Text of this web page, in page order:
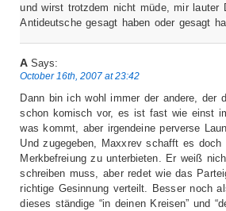
und wirst trotzdem nicht müde, mir lauter
Antideutsche gesagt haben oder gesagt
A Says:
October 16th, 2007 at 23:42
Dann bin ich wohl immer der andere, der
schon komisch vor, es ist fast wie einst
was kommt, aber irgendeine perverse
Und zugegeben, Maxxrev schafft es doch
Merkbefreiung zu unterbieten. Er weiß
schreiben muss, aber redet wie das
richtige Gesinnung verteilt. Besser noch
dieses ständige “in deinen Kreisen” und